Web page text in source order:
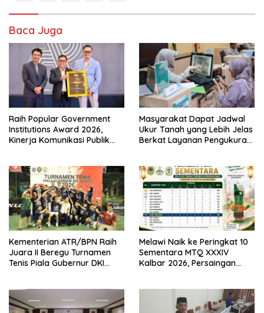
Baca Juga
Raih Popular Government
Institutions Award 2026,
Kinerja Komunikasi Publik
Masyarakat Dapat Jadwal
Ukur Tanah yang Lebih Jelas
Berkat Layanan Pengukuran
Kementerian ATR/BPN Raih
Juara II Beregu Turnamen
Tenis Piala Gubernur DKI
Melawi Naik ke Peringkat 10
Sementara MTQ XXXIV
Kalbar 2026, Persaingan